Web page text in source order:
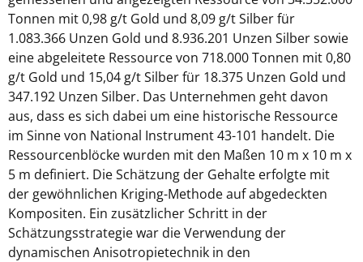
Tonnen mit 0,98 g/t Gold und 8,09 g/t Silber für
1.083.366 Unzen Gold und 8.936.201 Unzen Silber sowie
eine abgeleitete Ressource von 718.000 Tonnen mit 0,80
g/t Gold und 15,04 g/t Silber für 18.375 Unzen Gold und
347.192 Unzen Silber. Das Unternehmen geht davon
aus, dass es sich dabei um eine historische Ressource
im Sinne von National Instrument 43-101 handelt. Die
Ressourcenblöcke wurden mit den Maßen 10 m x 10 m x
5 m definiert. Die Schätzung der Gehalte erfolgte mit
der gewöhnlichen Kriging-Methode auf abgedeckten
Kompositen. Ein zusätzlicher Schritt in der
Schätzungsstrategie war die Verwendung der
dynamischen Anisotropietechnik in den